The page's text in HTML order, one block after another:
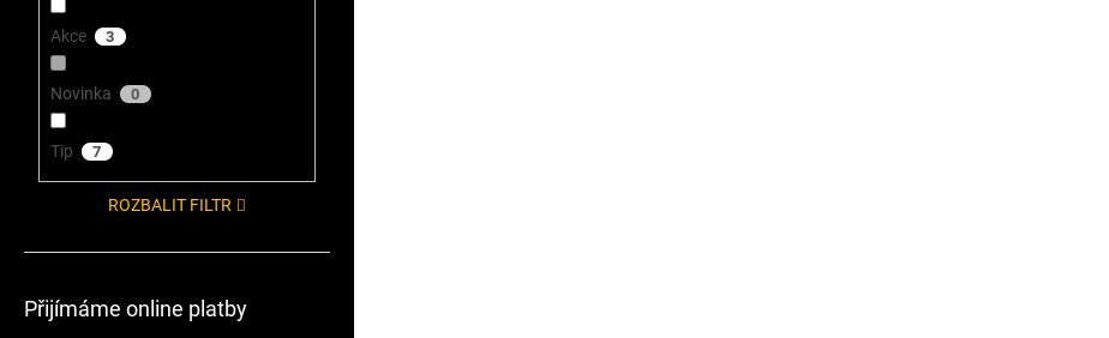
Akce 3
Novinka 0
Tip 7
ROZBALIT FILTR
Přijímáme online platby